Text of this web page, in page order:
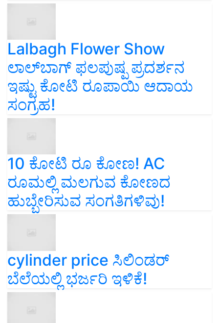
Lalbagh Flower Show
ಲಾಲ್‌ಬಾಗ್ ಫಲಪುಷ್ಪ ಪ್ರದರ್ಶನ
ಇಷ್ಟು ಕೋಟಿ ರೂಪಾಯಿ ಆದಾಯ
ಸಂಗ್ರಹ!
10 ಕೋಟಿ ರೂ ಕೋಣ! AC
ರೂಮಲ್ಲಿ ಮಲಗುವ ಕೋಣದ
ಹುಬ್ಬೇರಿಸುವ ಸಂಗತಿಗಳಿವು!
cylinder price ಸಿಲಿಂಡರ್‌
ಬೆಲೆಯಲ್ಲಿ ಭರ್ಜರಿ ಇಳಿಕೆ!